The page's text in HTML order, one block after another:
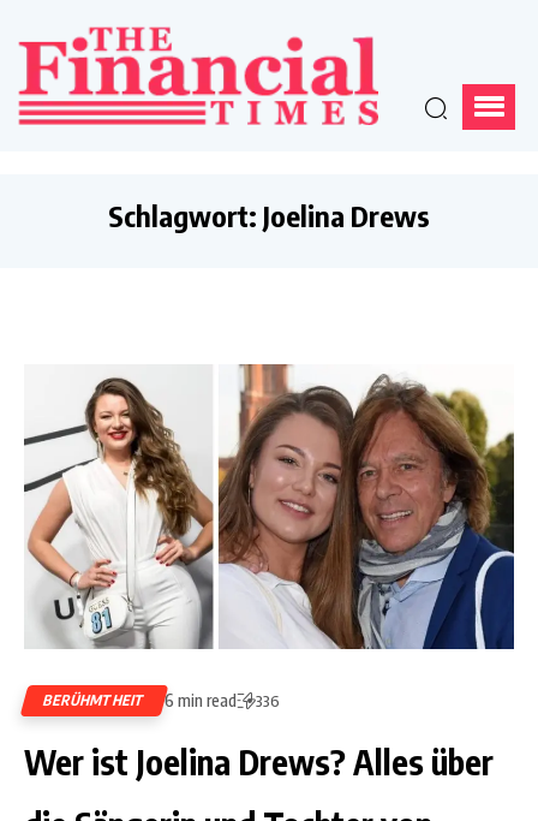
Schlagwort: Joelina Drews
BERÜHMTHEIT 6 min read 336
Wer ist Joelina Drews? Alles über